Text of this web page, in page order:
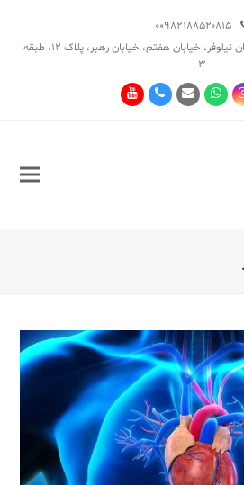
تهران، خیابان خرمشهر، میدان نیلوفر، خیابان هفتم، خیابان رهبر، پلاک ۱۲، طبقه
۳
Instagram
Whatsapp
Email
Phone
Youtube